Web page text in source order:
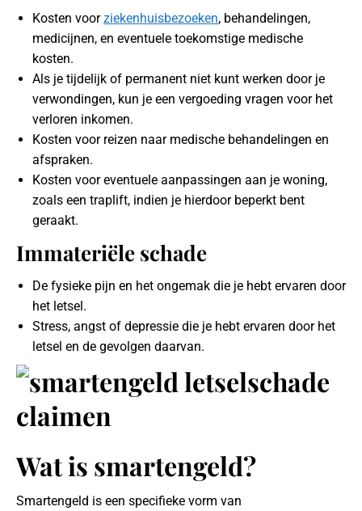
Kosten voorziekenhuisbezoeken, behandelingen,
medicijnen, en eventuele toekomstige medische
kosten.
Als je tijdelijk of permanent niet kunt werken door je
verwondingen, kun je een vergoeding vragen voor het
verloren inkomen.
Kosten voor reizen naar medische behandelingen en
afspraken.
Kosten voor eventuele aanpassingen aan je woning,
zoals een traplift, indien je hierdoor beperkt bent
geraakt.
Immateriële schade
De fysieke pijn en het ongemak die je hebt ervaren door
het letsel.
Stress, angst of depressie die je hebt ervaren door het
letsel en de gevolgen daarvan.
Wat is smartengeld?
Smartengeld is een specifieke vorm van